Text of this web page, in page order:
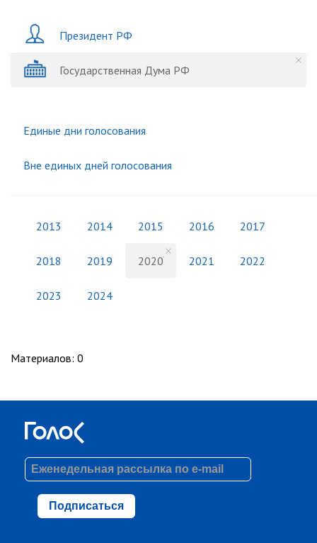
Президент РФ
Государственная Дума РФ
Единые дни голосования
Вне единых дней голосования
2013 2014 2015 2016 2017
2018 2019 2020 2021 2022
2023 2024
Материалов: 0
Подписаться